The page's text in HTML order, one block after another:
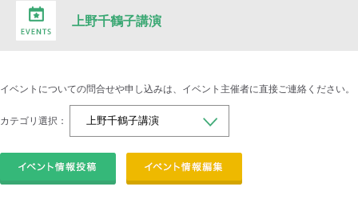
上野千鶴子講演
イベントについての問合せや申し込みは、イベント主催者に直接ご連絡ください。
カテゴリ選択：